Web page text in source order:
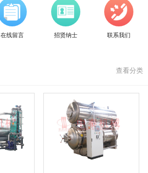
在线留言 招贤纳士 联系我们
查看分类